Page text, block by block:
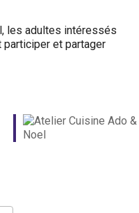
les adultes intéressés
participer et partager